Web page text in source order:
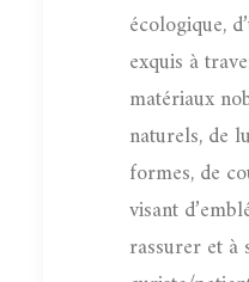
écologique,
exquis à
matériaux
naturels, de
formes, de
visant
rassurer et à